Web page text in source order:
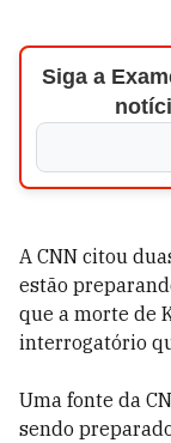
Siga a
A CNN citou
estão
que a morte de
interrogatório
Uma fonte da
sendo